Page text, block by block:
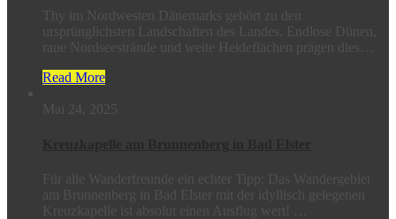
Thy im Nordwesten Dänemarks gehört zu den
ursprünglichsten Landschaften des Landes. Endlose Dünen,
raue Nordseestrände und weite Heideflächen prägen dies…
Read More
Mai 24, 2025
Für alle Wanderfreunde ein echter Tipp: Das Wandergebiet
am Brunnenberg in Bad Elster mit der idyllisch gelegenen
Kreuzkapelle ist absolut einen Ausflug wert! …